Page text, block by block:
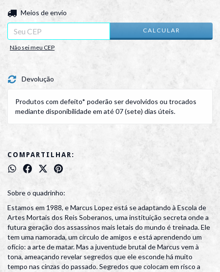
Entregas para o CEP:
Meios de envio
CALCULAR
Não sei meu CEP
Devolução
Produtos com defeito* poderão ser devolvidos ou trocados
mediante disponibilidade em até 07 (sete) dias úteis.
COMPARTILHAR:
Sobre o quadrinho:
Estamos em 1988, e Marcus Lopez está se adaptando à Escola de
Artes Mortais dos Reis Soberanos, uma instituição secreta onde a
futura geração dos assassinos mais letais do mundo é treinada. Ele
tem uma namorada, um círculo de amigos e está aprendendo um
ofício: a arte de matar. Mas a juventude brutal de Marcus vem à
tona, ameaçando revelar segredos que ele esconde há muito
tempo nas cinzas do passado. Segredos que colocam em risco a